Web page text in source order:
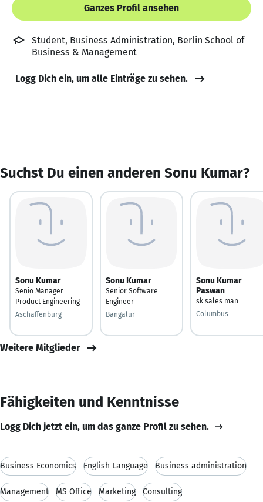
Ganzes Profil ansehen
Student, Business Administration, Berlin School of
Business & Management
Logg Dich ein, um alle Einträge zu sehen.
Suchst Du einen anderen Sonu Kumar?
Sonu Kumar
Senio Manager
Product Engineering
Aschaffenburg
Sonu Kumar
Senior Software
Engineer
Bangalur
Sonu Kumar
Paswan
sk sales man
Columbus
Weitere Mitglieder
Fähigkeiten und Kenntnisse
Logg Dich jetzt ein, um das ganze Profil zu sehen.
Business Economics English Language Business administration
Management MS Office Marketing Consulting